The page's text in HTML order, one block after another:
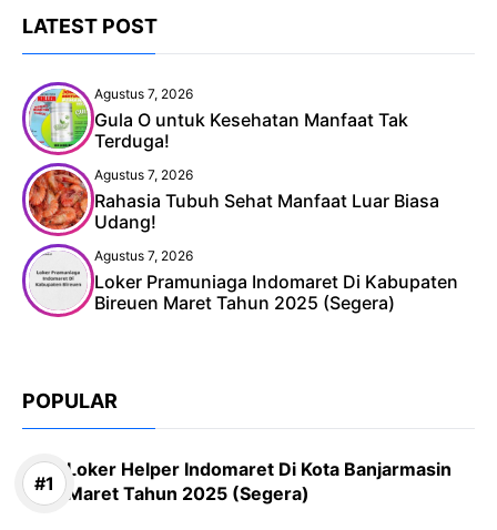
LATEST POST
Agustus 7, 2026
Gula O untuk Kesehatan Manfaat Tak
Terduga!
Agustus 7, 2026
Rahasia Tubuh Sehat Manfaat Luar Biasa
Udang!
Agustus 7, 2026
Loker Pramuniaga Indomaret Di Kabupaten
Bireuen Maret Tahun 2025 (Segera)
POPULAR
Loker Helper Indomaret Di Kota Banjarmasin
Maret Tahun 2025 (Segera)